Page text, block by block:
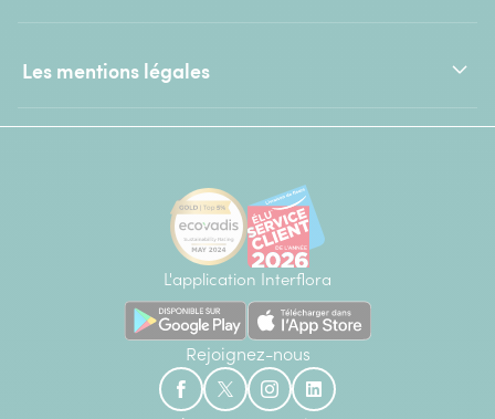
Les mentions légales
L'application Interflora
Rejoignez-nous